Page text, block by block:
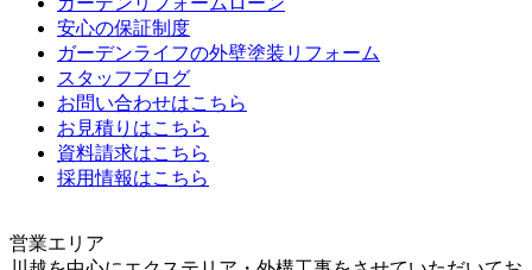
安心の保証制度
ガーデンライフの外壁塗装リフォーム
スタッフブログ
お問い合わせはこちら
お見積りはこちら
資料請求はこちら
採用情報はこちら
営業エリア